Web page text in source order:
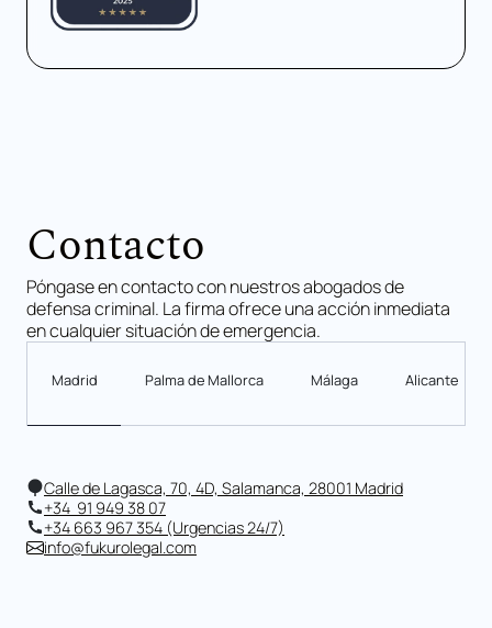
Contacto
Póngase en contacto con nuestros abogados de
defensa criminal. La firma ofrece una acción inmediata
en cualquier situación de emergencia.
Madrid Palma de Mallorca Málaga Alicante
Calle de Lagasca, 70, 4D, Salamanca, 28001 Madrid
+34 91 949 38 07
+34 663 967 354 (Urgencias 24/7)
info@fukurolegal.com